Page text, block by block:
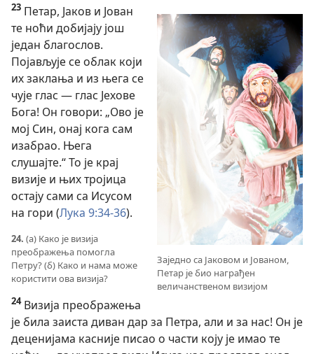
Заједно са Јаковом и Јованом,
Петар је био награђен
величанственом визијом
23 Петар, Јаков и Јован
те ноћи добијају још
један благослов.
Појављује се облак који
их заклања и из њега се
чује глас — глас Јехове
Бога! Он говори: „Ово је
мој Син, онај кога сам
изабрао. Њега
слушајте.“ То је крај
визије и њих тројица
остају сами са Исусом
на гори (Лука 9:34-36).
24. (а) Како је визија
преображења помогла
Петру? (б) Како и нама може
користити ова визија?
24Визија преображења
је била заиста диван дар за Петра, али и за нас! Он је
деценијама касније писао о части коју је имао те